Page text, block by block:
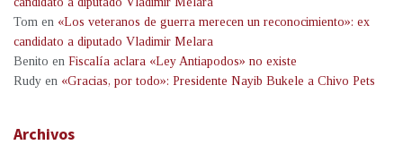
Tom en «Los veteranos de guerra merecen un reconocimiento»: ex
candidato a diputado Vladimir Melara
Benito en Fiscalía aclara «Ley Antiapodos» no existe
Rudy en «Gracias, por todo»: Presidente Nayib Bukele a Chivo Pets
Archivos